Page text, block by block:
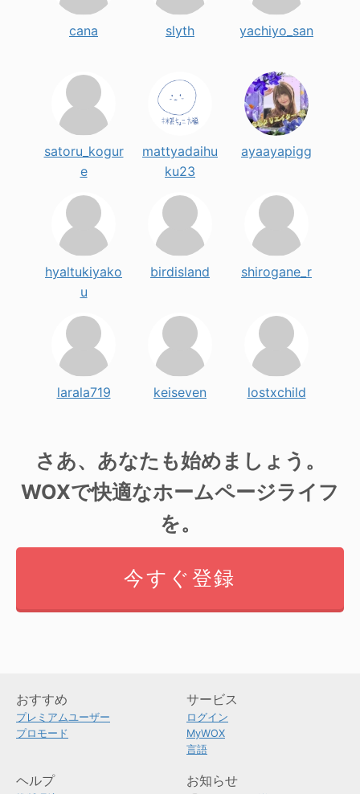
cana slyth yachiyo_san
satoru_kogur
e
mattyadaihu
ku23
ayaayapigg
hyaltukiyako
u
birdisland shirogane_r
larala719 keiseven lostxchild
さあ、あなたも始めましょう。
WOXで快適なホームページライフ
を。
今すぐ登録
おすすめ
プレミアムユーザー
プロモード
サービス
ログイン
MyWOX
言語
ヘルプ お知らせ